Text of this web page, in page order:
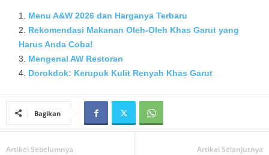
Menu A&W 2026 dan Harganya Terbaru
Rekomendasi Makanan Oleh-Oleh Khas Garut yang
Harus Anda Coba!
Mengenal AW Restoran
Dorokdok: Kerupuk Kulit Renyah Khas Garut
Bagikan
Artikel Sebelumnya Artikel Selanjutnya